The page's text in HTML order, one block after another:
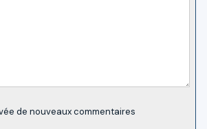
de nouveaux commentaires